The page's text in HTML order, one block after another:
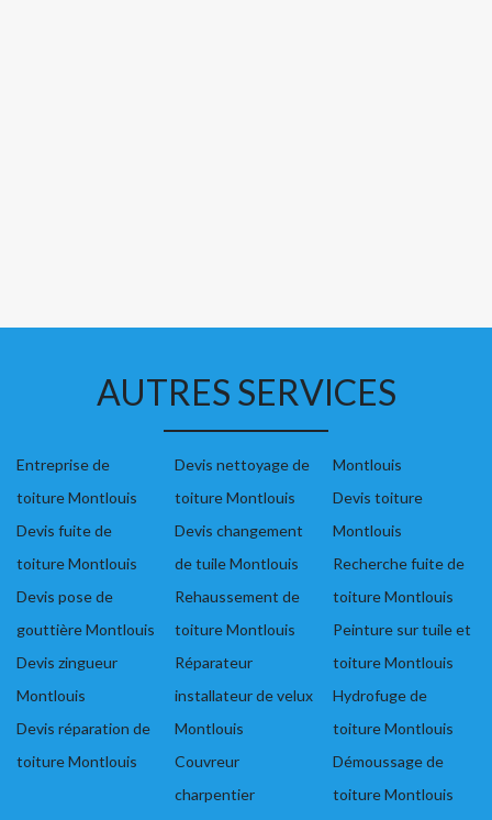
AUTRES SERVICES
Entreprise de
toiture Montlouis
Devis fuite de
toiture Montlouis
Devis pose de
gouttière Montlouis
Devis zingueur
Montlouis
Devis réparation de
toiture Montlouis
Devis nettoyage de
toiture Montlouis
Devis changement
de tuile Montlouis
Rehaussement de
toiture Montlouis
Réparateur
installateur de velux
Montlouis
Couvreur
charpentier
Montlouis
Devis toiture
Montlouis
Recherche fuite de
toiture Montlouis
Peinture sur tuile et
toiture Montlouis
Hydrofuge de
toiture Montlouis
Démoussage de
toiture Montlouis